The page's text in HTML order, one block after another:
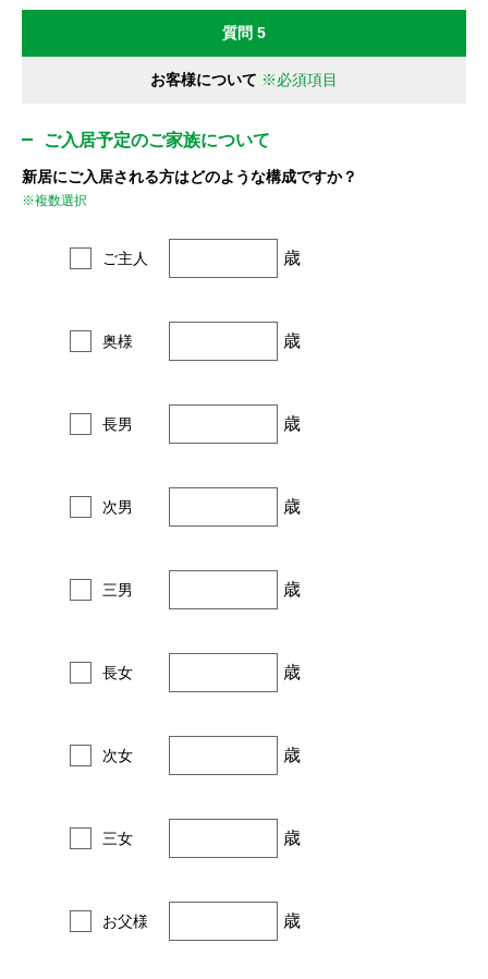
質問 5
お客様について ※必須項目
ご入居予定のご家族について
新居にご入居される方はどのような構成ですか？
※複数選択
ご主人 歳
奥様 歳
長男 歳
次男 歳
三男 歳
長女 歳
次女 歳
三女 歳
お父様 歳